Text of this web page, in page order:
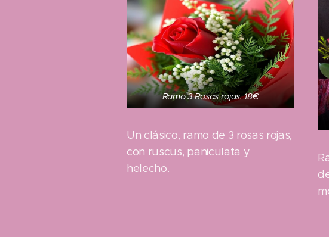
Ramo 3 Rosas rojas. 18€
Un clásico, ramo de 3 rosas rojas,
con ruscus, paniculata y
helecho.